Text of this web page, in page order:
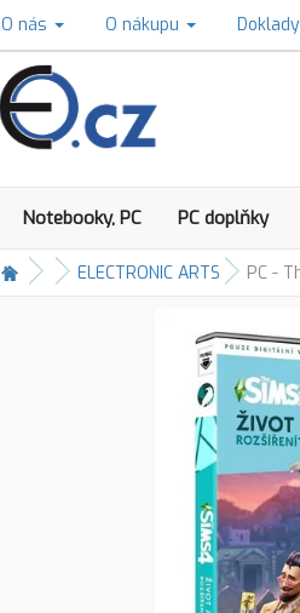
O nás O nákupu Doklady
Notebooky, PC PC doplňky
ELECTRONIC ARTS PC -